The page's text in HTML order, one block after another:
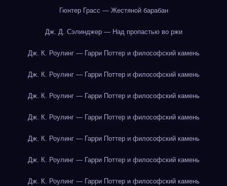
Гюнтер Грасс — Жестяной барабан
Дж. Д. Сэлинджер — Над пропастью во ржи
Дж. К. Роулинг — Гарри Поттер и философский камень
Дж. К. Роулинг — Гарри Поттер и философский камень
Дж. К. Роулинг — Гарри Поттер и философский камень
Дж. К. Роулинг — Гарри Поттер и философский камень
Дж. К. Роулинг — Гарри Поттер и философский камень
Дж. К. Роулинг — Гарри Поттер и философский камень
Дж. К. Роулинг — Гарри Поттер и философский камень